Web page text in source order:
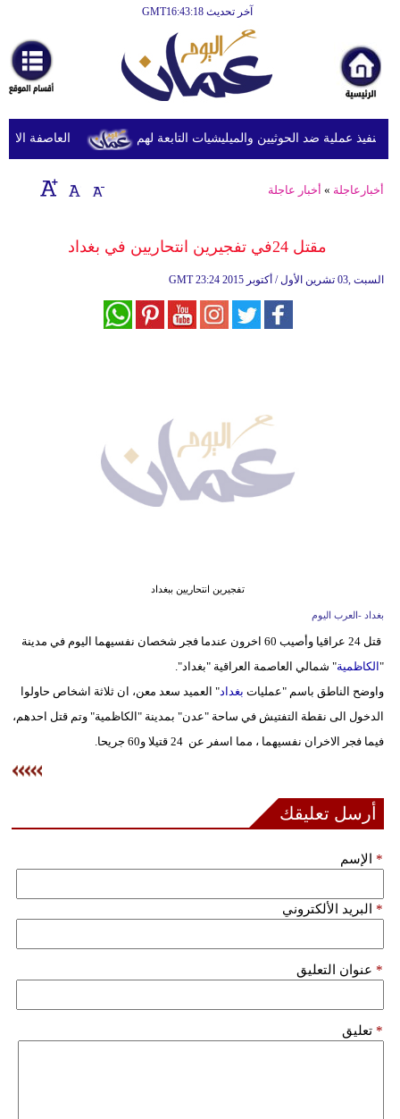
آخر تحديث GMT16:43:18
أخبارعاجلة
رياضة
ثقافة
إقتصاد
وموسيقى
علوم
بيئة
فيديو
سيارات
العاصفة عملية ضد الحوثيين والميليشيات التابعة لهم
أخبارعاجلة » أخبار عاجلة
مقتل 24في تفجيرين انتحاريين في بغداد
GMT 23:24 2015 السبت ,03 تشرين الأول / أكتوبر
تفجيرين انتحاريين ببغداد
بغداد -العرب اليوم
قتل 24 عراقيا وأصيب 60 اخرون عندما فجر شخصان نفسيهما اليوم في مدينة
"الكاظمية" شمالي العاصمة العراقية "بغداد".
واوضح الناطق باسم "عمليات بغداد" العميد سعد معن، ان ثلاثة اشخاص حاولوا
الدخول الى نقطة التفتيش في ساحة "عدن" بمدينة "الكاظمية" وتم قتل احدهم،
فيما فجر الاخران نفسيهما ، مما اسفر عن 24 قتيلا و60 جريحا.
أرسل تعليقك
الإسم *
البريد الألكتروني *
عنوان التعليق *
تعليق *